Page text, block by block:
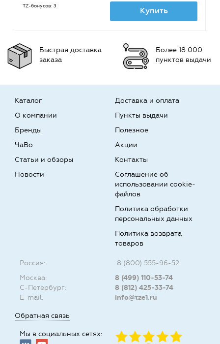
TZ-бонусов: 3 Купить
Быстрая доставка
заказа
Более 18 000
пунктов выдачи
Каталог
О компании
Бренды
Доставка и оплата
Пункты выдачи
Полезное
ЧаВо
Статьи и обзоры
Новости
Акции
Контакты
Соглашение об
использовании cookie-
файлов
Политика обработки
персональных данных
Политика возврата
товаров
Россия:
8 (800) 555-96-52
Москва:
8 (499) 110-53-74
С-Петербург:
8 (812) 425-33-74
E-mail:
info@tze1.ru
Обратная связь
Мы в социальных сетях: